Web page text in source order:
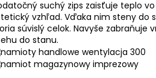
suchý zips zaisťuje teplo
vzhľad. Vďaka nim steny do
súvislý celok. Navyše zabraňuje
do stanu.